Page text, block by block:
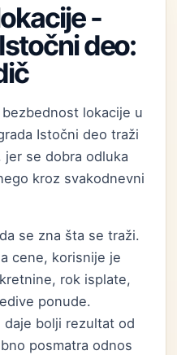
-
deo:
lokacije u
Istočni deo traži
se dobra odluka
kroz svakodnevni
se zna šta se traži.
cene, korisnije je
rok isplate,
ponude.
bolji rezultat od
posmatra odnos